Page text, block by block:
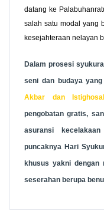
datang ke
salah satu modal yang
kesejahteraan nelayan
Dalam prosesi
seni dan budaya
Akbar dan
pengobatan gratis,
asuransi
puncaknya Hari
khusus yakni dengan
seserahan berupa